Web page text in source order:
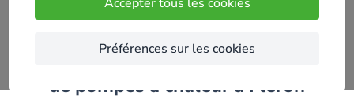
Préférences sur les cookies
de pompes à chaleur à Fléron